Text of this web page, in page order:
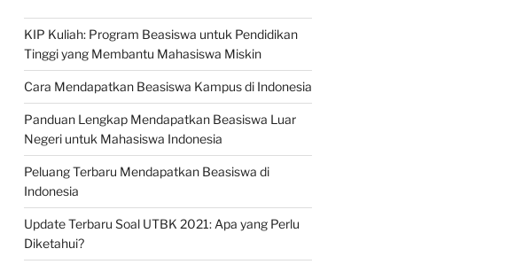
KIP Kuliah: Program Beasiswa untuk Pendidikan
Tinggi yang Membantu Mahasiswa Miskin
Cara Mendapatkan Beasiswa Kampus di Indonesia
Panduan Lengkap Mendapatkan Beasiswa Luar
Negeri untuk Mahasiswa Indonesia
Peluang Terbaru Mendapatkan Beasiswa di
Indonesia
Update Terbaru Soal UTBK 2021: Apa yang Perlu
Diketahui?